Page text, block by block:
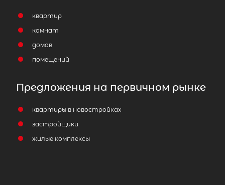
квартир
комнат
домов
помещений
Предложения на первичном рынке
квартиры в новостройках
застройщики
жилые комплексы